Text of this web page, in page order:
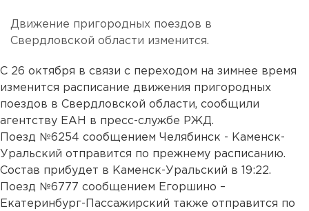
Движение пригородных поездов в
Свердловской области изменится.
С 26 октября в связи с переходом на зимнее время
изменится расписание движения пригородных
поездов в Свердловской области, сообщили
агентству ЕАН в пресс-службе РЖД.
Поезд №6254 сообщением Челябинск - Каменск-
Уральский отправится по прежнему расписанию.
Состав прибудет в Каменск-Уральский в 19:22.
Поезд №6777 сообщением Егоршино –
Екатеринбург-Пассажирский также отправится по